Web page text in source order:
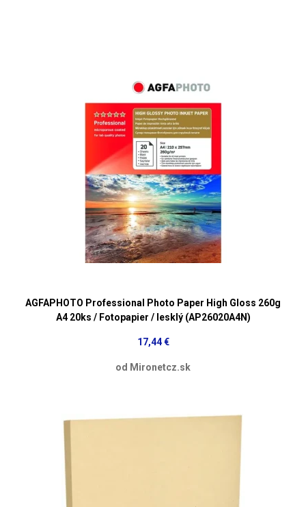
AGFAPHOTO Professional Photo Paper High Gloss 260g
A4 20ks / Fotopapier / lesklý (AP26020A4N)
17,44 €
od Mironetcz.sk